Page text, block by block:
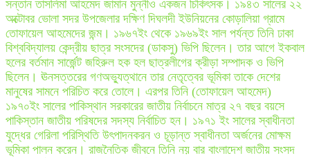
সন্তান তাসলিমা আহমেদ জামান মুন্নীও একজন চিকিৎসক। ১৯৪৩ সালের ২২
অক্টোবর ভোলা সদর উপজেলার দক্ষিণ দিঘলদী ইউনিয়নের কোড়ালিয়া গ্রামে
তোফায়েল আহমেদের জন্ম। ১৯৬৭ইং থেকে ১৯৬৯ইং সাল পর্যন্ত তিনি ঢাকা
বিশ্ববিদ্যালয় কেন্দ্রীয় ছাত্র সংসদের (ডাকসু) ভিপি ছিলেন। তার আগে ইকবাল
হলের বর্তমান সার্জেন্ট জহিরুল হক হল ছাত্রলীগের ক্রীড়া সম্পাদক ও ভিপি
ছিলেন। ঊনসত্তরের গণঅভ্যুত্থানে তার নেতৃত্বের ভূমিকা তাকে দেশের
মানুষের সামনে পরিচিত করে তোলে। এরপর তিনি (তোফায়েল আহমেদ)
১৯৭০ইং সালের পাকিস্থান সরকারের জাতীয় নির্বাচনে মাত্র ২৭ বছর বয়সে
পাকিস্তান জাতীয় পরিষদের সদস্য নির্বাচিত হন। ১৯৭১ ইং সালের স্বাধীনতা
যুদ্ধের গেরিলা পরিস্থিতি উৎপাদনকরন ও চূড়ান্ত স্বাধীনতা অর্জনের মোক্ষম
ভূমিকা পালন করেন। রাজনৈতিক জীবনে তিনি নয় বার বাংলাদেশ জাতীয় সংসদ